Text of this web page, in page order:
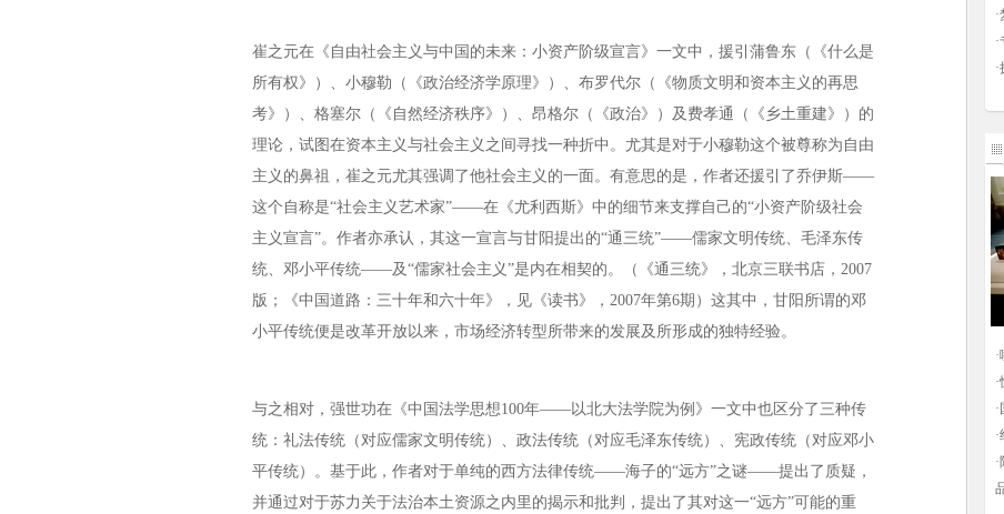
崔之元在《自由社会主义与中国的未来：小资产阶级宣言》一文中，援引蒲鲁东（《什么是
所有权》）、小穆勒（《政治经济学原理》）、布罗代尔（《物质文明和资本主义的再思
考》）、格塞尔（《自然经济秩序》）、昂格尔（《政治》）及费孝通（《乡土重建》）的
理论，试图在资本主义与社会主义之间寻找一种折中。尤其是对于小穆勒这个被尊称为自由
主义的鼻祖，崔之元尤其强调了他社会主义的一面。有意思的是，作者还援引了乔伊斯——
这个自称是“社会主义艺术家”——在《尤利西斯》中的细节来支撑自己的“小资产阶级社会
主义宣言”。作者亦承认，其这一宣言与甘阳提出的“通三统”——儒家文明传统、毛泽东传
统、邓小平传统——及“儒家社会主义”是内在相契的。（《通三统》，北京三联书店，2007
版；《中国道路：三十年和六十年》，见《读书》，2007年第6期）这其中，甘阳所谓的邓
小平传统便是改革开放以来，市场经济转型所带来的发展及所形成的独特经验。
与之相对，强世功在《中国法学思想100年——以北大法学院为例》一文中也区分了三种传
统：礼法传统（对应儒家文明传统）、政法传统（对应毛泽东传统）、宪政传统（对应邓小
平传统）。基于此，作者对于单纯的西方法律传统——海子的“远方”之谜——提出了质疑，
并通过对于苏力关于法治本土资源之内里的揭示和批判，提出了其对这一“远方”可能的重
·
·
·
·
·
·
·
·